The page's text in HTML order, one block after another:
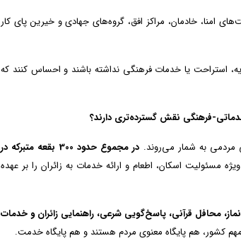
امنا، خادمان، مراکز افق، گروه‌های جهادی و خیرین پای کار
استراحت یا خدمات فرهنگی نداشته باشند و احساس کنند که
فرهنگی نقش گسترده‌تری دارند؟
مردمی به شمار می‌روند. در مجموع حدود 300 بقعه متبرکه در
مسئولیت اسکان، اطعام و ارائه خدمات به زائران را بر عهده
محافل قرآنی، پاسخ‌گویی شرعی، راهنمایی زائران و خدمات
کشور، هم پایگاه معنوی مردم هستند و هم پایگاه خدمت.